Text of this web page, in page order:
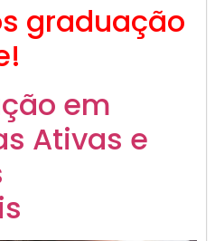
graduação
em
Ativas e